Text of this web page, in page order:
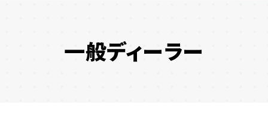
一般ディーラー